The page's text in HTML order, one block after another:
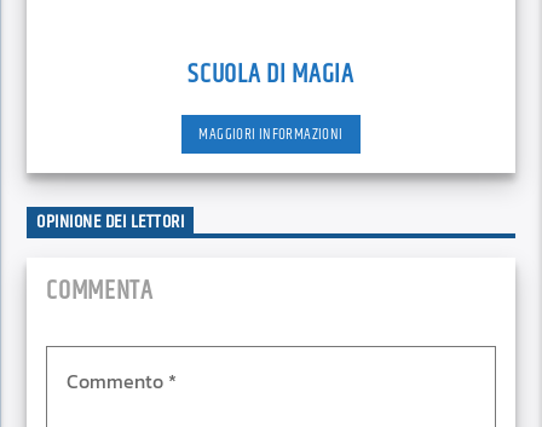
SCUOLA DI MAGIA
MAGGIORI INFORMAZIONI
OPINIONE DEI LETTORI
COMMENTA